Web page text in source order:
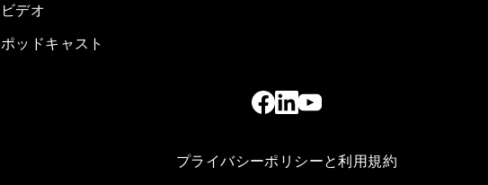
ビデオ
ポッドキャスト
プライバシーポリシーと利用規約